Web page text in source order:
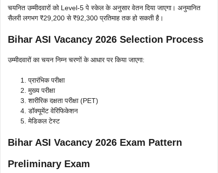
चयनित उम्मीदवारों को Level-5 पे स्केल के अनुसार वेतन दिया जाएगा। अनुमानित
सैलरी लगभग ₹29,200 से ₹92,300 प्रतिमाह तक हो सकती है।
Bihar ASI Vacancy 2026 Selection Process
उम्मीदवारों का चयन निम्न चरणों के आधार पर किया जाएगा:
प्रारंभिक परीक्षा
मुख्य परीक्षा
शारीरिक दक्षता परीक्षा (PET)
डॉक्यूमेंट वेरिफिकेशन
मेडिकल टेस्ट
Bihar ASI Vacancy 2026 Exam Pattern
Preliminary Exam